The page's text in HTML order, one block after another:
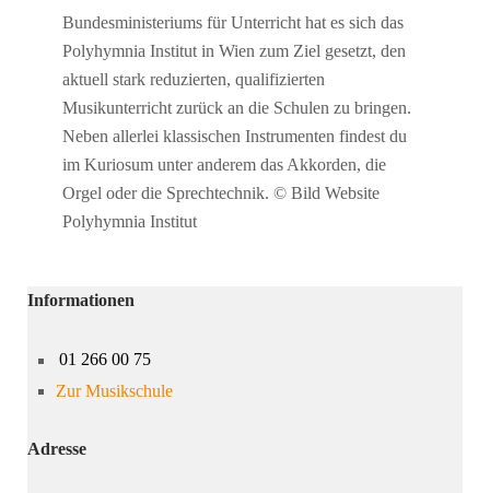
Bundesministeriums für Unterricht hat es sich das
Polyhymnia Institut in Wien zum Ziel gesetzt, den
aktuell stark reduzierten, qualifizierten
Musikunterricht zurück an die Schulen zu bringen.
Neben allerlei klassischen Instrumenten findest du
im Kuriosum unter anderem das Akkorden, die
Orgel oder die Sprechtechnik. © Bild Website
Polyhymnia Institut
Informationen
01 266 00 75
Zur Musikschule
Adresse